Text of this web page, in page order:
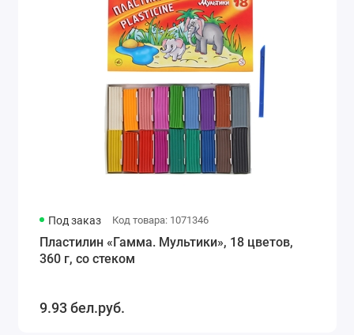
Под заказ Код товара: 1071346
Пластилин «Гамма. Мультики», 18 цветов,
360 г, со стеком
9.93 бел.руб.